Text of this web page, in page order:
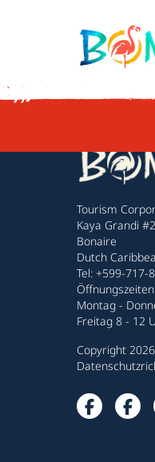
Tourism
Kaya Grandi
Bonaire
Dutch
Tel: +599-717-
Montag -
Freitag 8 - 12
Copyright